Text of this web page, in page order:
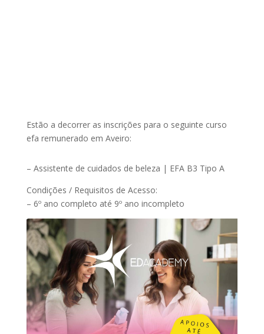
Estão a decorrer as inscrições para o seguinte curso
efa remunerado em Aveiro:
– Assistente de cuidados de beleza | EFA B3 Tipo A
Condições / Requisitos de Acesso:
– 6º ano completo até 9º ano incompleto